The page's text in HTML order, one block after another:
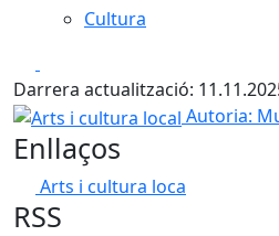
Cultura
Darrera actualització:
Arts i cultura local
Autoria:
Enllaços
Arts i cultura loca
RSS